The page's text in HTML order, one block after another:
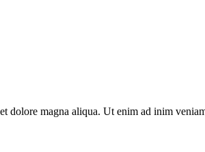
dolore magna aliqua. Ut enim ad inim